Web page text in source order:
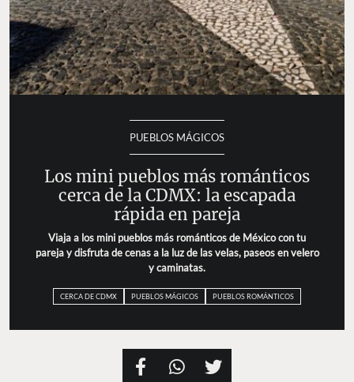
PUEBLOS MÁGICOS
Los mini pueblos más románticos
cerca de la CDMX: la escapada
rápida en pareja
Viaja a los mini pueblos más románticos de México con tu
pareja y disfruta de cenas a la luz de las velas, paseos en velero
y caminatas.
CERCA DE CDMX PUEBLOS MÁGICOS PUEBLOS ROMÁNTICOS